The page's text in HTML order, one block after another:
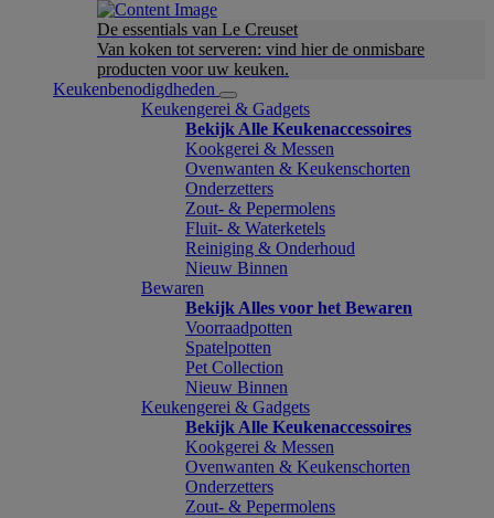
De essentials van Le Creuset
Van koken tot serveren: vind hier de onmisbare
producten voor uw keuken.
Keukenbenodigdheden
Keukengerei & Gadgets
Bekijk Alle Keukenaccessoires
Kookgerei & Messen
Ovenwanten & Keukenschorten
Onderzetters
Zout- & Pepermolens
Fluit- & Waterketels
Reiniging & Onderhoud
Nieuw Binnen
Bewaren
Bekijk Alles voor het Bewaren
Voorraadpotten
Spatelpotten
Pet Collection
Nieuw Binnen
Keukengerei & Gadgets
Bekijk Alle Keukenaccessoires
Kookgerei & Messen
Ovenwanten & Keukenschorten
Onderzetters
Zout- & Pepermolens